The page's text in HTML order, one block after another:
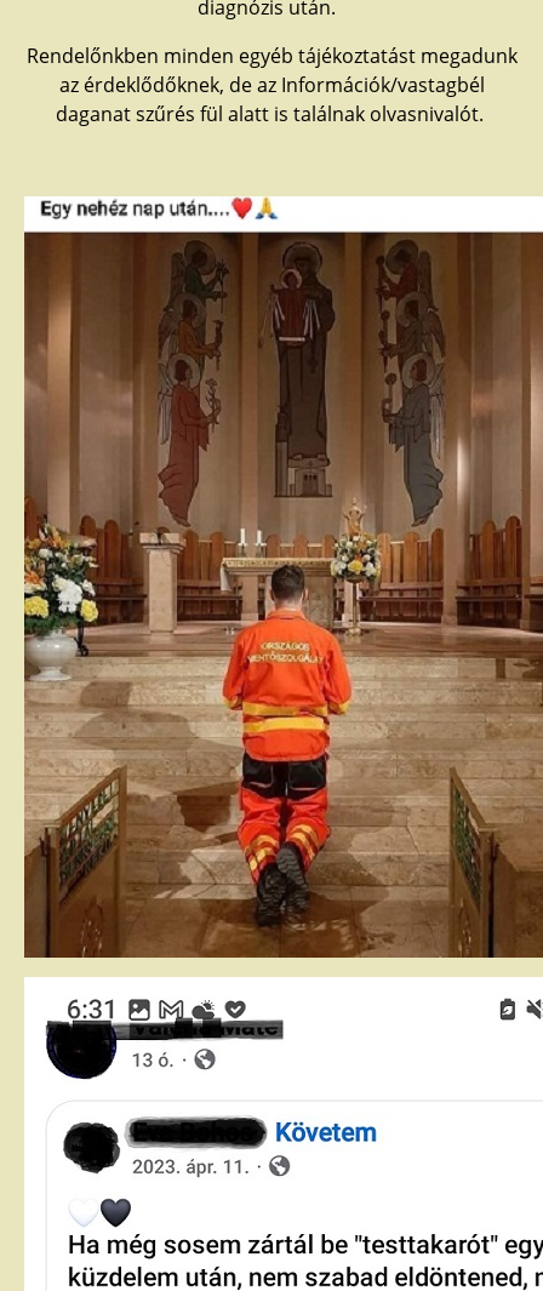
diagnózis után.
Rendelőnkben minden egyéb tájékoztatást megadunk
az érdeklődőknek, de az Információk/vastagbél
daganat szűrés fül alatt is találnak olvasnivalót.